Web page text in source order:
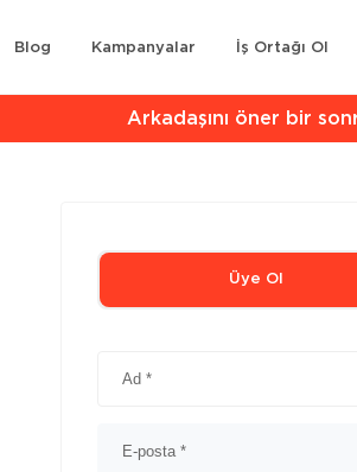
Blog Kampanyalar İş Ortağı Ol
Arkadaşını öner bir
Üye Ol